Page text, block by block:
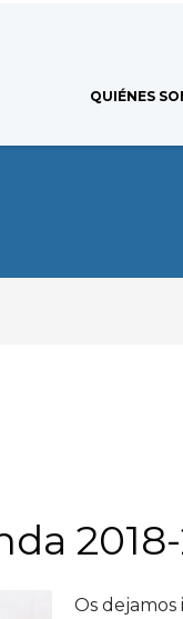
QUIÉNES
2018-
Os